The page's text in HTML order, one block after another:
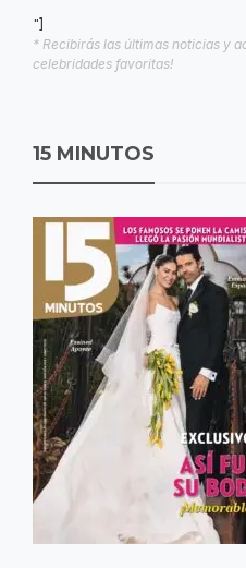
"]
* Recibirás las últimas noticias y
celebridades favoritas!
15 MINUTOS